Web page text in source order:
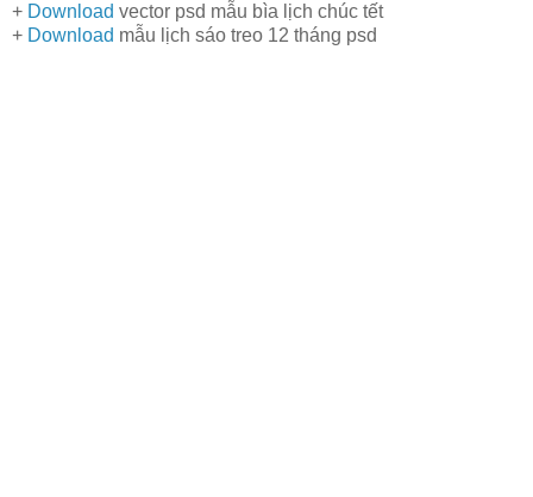
+ Download vector psd mẫu bìa lịch chúc tết
+ Download mẫu lịch sáo treo 12 tháng psd